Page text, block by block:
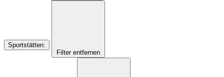
Sportstätten:
Filter entfernen